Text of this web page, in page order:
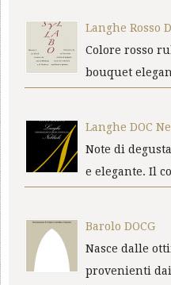
Langhe Rosso
Colore rosso
bouquet
Langhe DOC
Note di
e elegante. Il
Barolo DOCG
Nasce dalle
provenienti